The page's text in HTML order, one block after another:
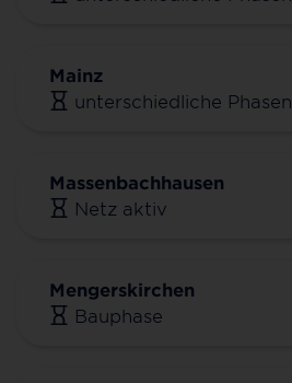
Mainz
unterschiedliche Phasen
Massenbachhausen
Netz aktiv
Mengerskirchen
Bauphase